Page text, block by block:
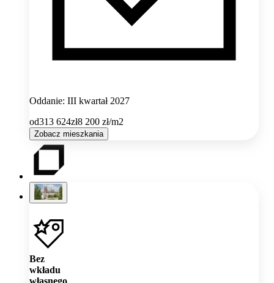
Oddanie: III kwartał 2027
od313 624zł8 200 zł/m2
Zobacz mieszkania
Bez
wkładu
własnego